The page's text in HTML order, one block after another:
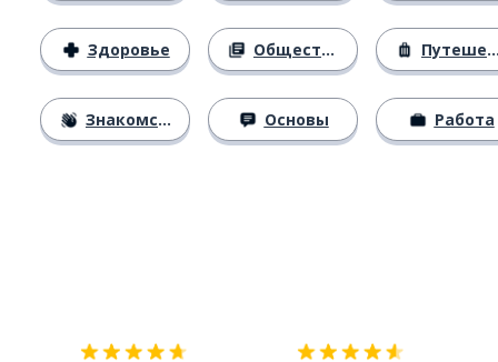
Здоровье
Знакомство
Общество
Основы
Путешествия
Работа